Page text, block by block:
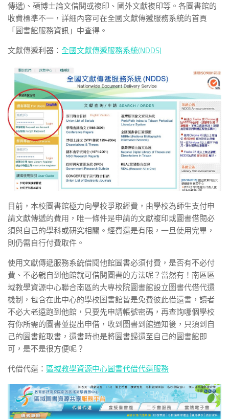
傳遞)、碩博士論文借閱或複印、國外文獻複印等。各圖書館的
收費標準不一，詳細內容可在全國文獻傳遞服務系統的首頁
「圖書館服務資訊」中查得。
文獻傳遞利器： 全國文獻傳遞服務系統(NDDS)
目前，本校圖書館極力向學校爭取經費，由學校為師生支付申
請文獻傳遞的費用，唯一條件是申請的文獻複印或圖書借閱必
須與自己的學科或研究相關。經費還是有限，一旦使用完畢，
則仍需自行付費取件。
使用文獻傳遞服務系統借閱他館圖書必須付費，是否有不必付
費、不必親自到他館就可借閱圖書的方法呢？當然有！南區區
域教學資源中心聯合南區的大專校院圖書館設立圖書代借代還
機制，包含在此中心的學校圖書館皆是免費彼此借還書，讀者
不必大老遠跑到他館，只要先申請帳號密碼，再查詢哪個學校
有你所需的圖書並提出申借，收到圖書到館通知後，只須到自
己的圖書館取書，還書時也是將圖書歸還至自己的圖書館即
可，是不是很方便呢？
代借代還： 區域教學資源中心圖書代借代還服務